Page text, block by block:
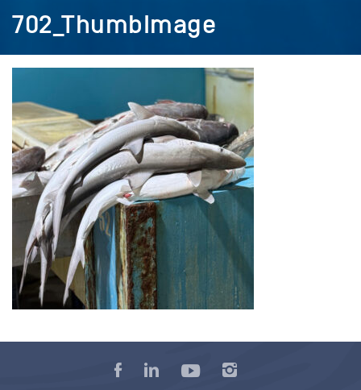
702_ThumbImage